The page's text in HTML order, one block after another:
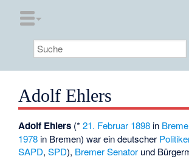
Adolf Ehlers
Adolf Ehlers (*21. Februar 1898 in
1978 in Bremen) war ein deutscher
SAPD,SPD), Bremer Senator und